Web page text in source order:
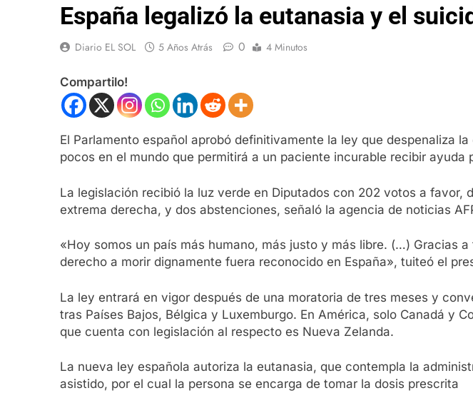
España legalizó la eutanasia y el
Diario EL SOL 5 Años Atrás 0 4 Minutos
Compartilo!
El Parlamento español aprobó definitivamente la ley que despenaliza
pocos en el mundo que permitirá a un paciente incurable recibir ayuda
La legislación recibió la luz verde en Diputados con 202 votos a
extrema derecha, y dos abstenciones, señaló la agencia de noticias
«Hoy somos un país más humano, más justo y más libre. (…) Gracias
derecho a morir dignamente fuera reconocido en España», tuiteó el
La ley entrará en vigor después de una moratoria de tres meses y
tras Países Bajos, Bélgica y Luxemburgo. En América, solo Canadá y
que cuenta con legislación al respecto es Nueva Zelanda.
La nueva ley española autoriza la eutanasia, que contempla la
asistido, por el cual la persona se encarga de tomar la dosis prescrita